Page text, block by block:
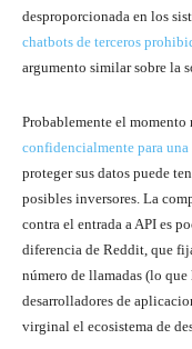
desproporcionada en los
chatbots de terceros
argumento similar sobre la
Probablemente el momento
confidencialmente para una
proteger sus datos puede
posibles inversores. La
contra el entrada a API es
diferencia de Reddit, que
número de llamadas (lo que
desarrolladores de
virginal el ecosistema de